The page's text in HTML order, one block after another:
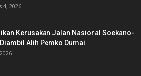
4, 2026
Kerusakan Jalan Nasional Soekano-
Alih Pemko Dumai